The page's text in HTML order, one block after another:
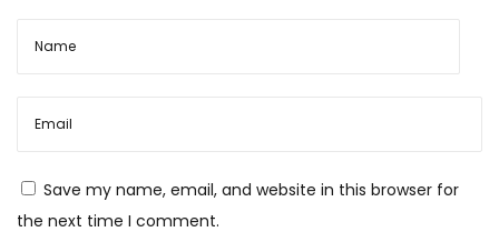
Save my name, email, and website in this browser for
the next time I comment.